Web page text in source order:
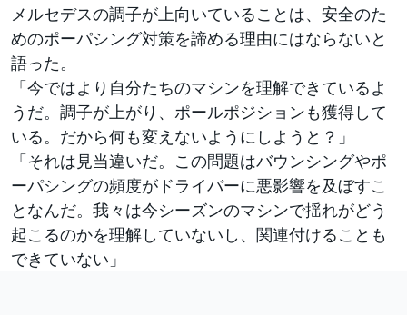
メルセデスの調子が上向いていることは、安全のた
めのポーパシング対策を諦める理由にはならないと
語った。
「今ではより自分たちのマシンを理解できているよ
うだ。調子が上がり、ポールポジションも獲得して
いる。だから何も変えないようにしようと？」
「それは見当違いだ。この問題はバウンシングやポ
ーパシングの頻度がドライバーに悪影響を及ぼすこ
となんだ。我々は今シーズンのマシンで揺れがどう
起こるのかを理解していないし、関連付けることも
できていない」